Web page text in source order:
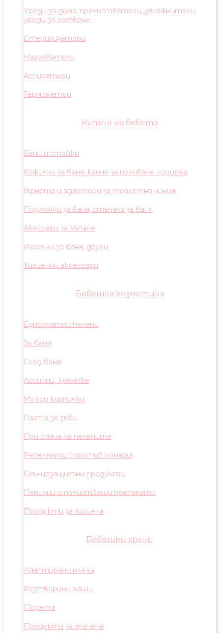
Уреди за дома, пречистватели, увлажнители,
уреди за готвене
Стерилизатори
Нагреватели
Аспиратори
Термометри
Къпане на бебето
Вани и стойки
Кофички за баня, канче за поливане, козирка
Гърнета и адаптори за тоалетна чиния
Подложки за вана, стъпала за баня
Акесоари за къпане
Играчки за баня, други
Хигиенни аксесоари
Бебешка козметика
Еднократни пелени
За баня
След баня
Лосиони, кремове
Мокри кърпички
Паста за зъби
При смяна на пелените
Репеленти ( против комари)
Слънцезащитни продукти
Перилни и почистващи препарати
Продукти за хигиена
Бебешки храни
Адаптирани млека
Разтворими каши
Пюрета
Продукти за хранене